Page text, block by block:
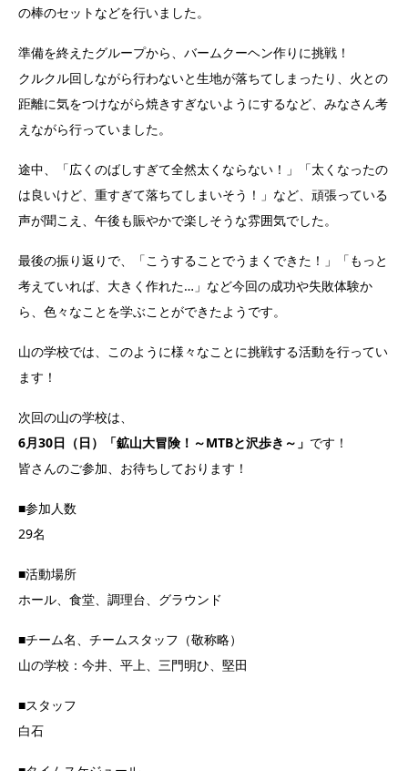
の棒のセットなどを行いました。
準備を終えたグループから、バームクーヘン作りに挑戦！
クルクル回しながら行わないと生地が落ちてしまったり、火との
距離に気をつけながら焼きすぎないようにするなど、みなさん考
えながら行っていました。
途中、「広くのばしすぎて全然太くならない！」「太くなったの
は良いけど、重すぎて落ちてしまいそう！」など、頑張っている
声が聞こえ、午後も賑やかで楽しそうな雰囲気でした。
最後の振り返りで、「こうすることでうまくできた！」「もっと
考えていれば、大きく作れた…」など今回の成功や失敗体験か
ら、色々なことを学ぶことができたようです。
山の学校では、このように様々なことに挑戦する活動を行ってい
ます！
次回の山の学校は、
6月30日（日）「鉱山大冒険！～MTBと沢歩き～」 です！
皆さんのご参加、お待ちしております！
■参加人数
29名
■活動場所
ホール、食堂、調理台、グラウンド
■チーム名、チームスタッフ（敬称略）
山の学校：今井、平上、三門明ひ、堅田
■スタッフ
白石